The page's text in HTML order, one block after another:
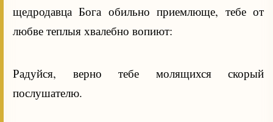
щедродавца Бога обильно приемлюще, тебе от
любве теплыя хвалебно вопиют:
Радуйся, верно тебе молящихся скорый
послушателю.